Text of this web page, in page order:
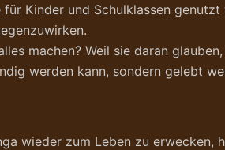
für Kinder und Schulklassen
machen? Weil sie daran
werden kann, sondern gelebt
wieder zum Leben zu erwecken,